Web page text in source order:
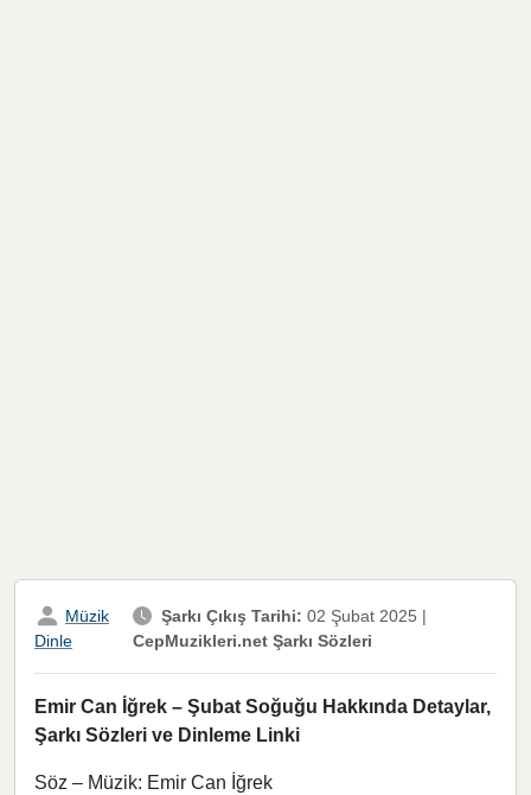
Müzik
Dinle
Şarkı Çıkış Tarihi: 02 Şubat 2025 |
CepMuzikleri.net Şarkı Sözleri
Emir Can İğrek – Şubat Soğuğu Hakkında Detaylar,
Şarkı Sözleri ve Dinleme Linki
Söz – Müzik: Emir Can İğrek